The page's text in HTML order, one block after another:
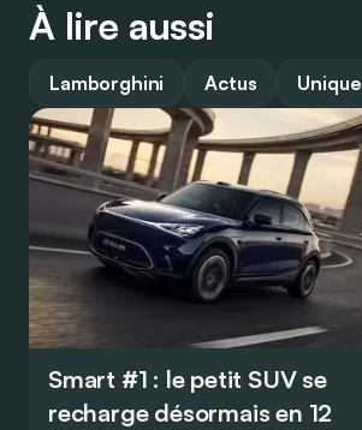
À lire aussi
Lamborghini Actus Unique
Smart #1 : le petit SUV se
recharge désormais en 12